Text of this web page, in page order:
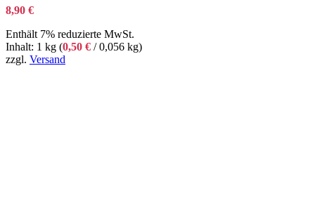
8,90 €
Enthält 7% reduzierte MwSt.
Inhalt: 1 kg (0,50 € / 0,056 kg)
zzgl. Versand